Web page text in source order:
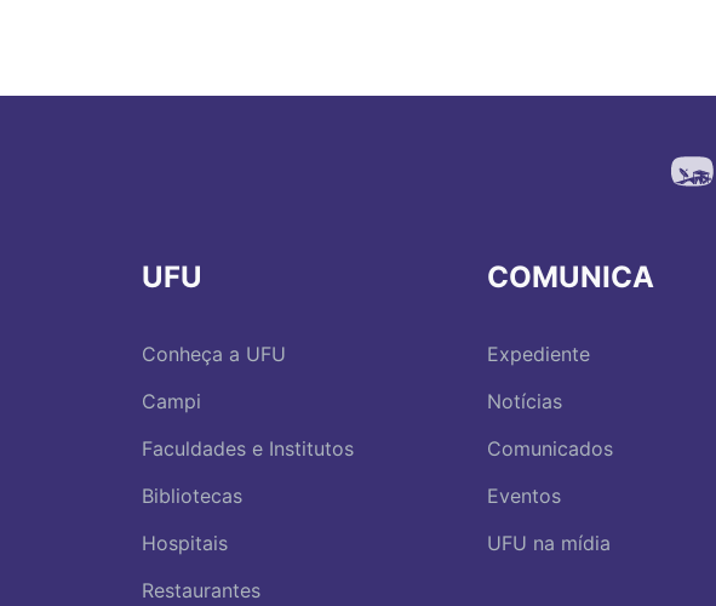
UFU
Conheça a UFU
Campi
Faculdades e Institutos
Bibliotecas
Hospitais
Restaurantes
COMUNICA
Expediente
Notícias
Comunicados
Eventos
UFU na mídia